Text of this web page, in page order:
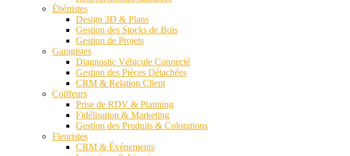
Ébénistes
Design 3D & Plans
Gestion des Stocks de Bois
Gestion de Projets
Garagistes
Diagnostic Véhicule Connecté
Gestion des Pièces Détachées
CRM & Relation Client
Coiffeurs
Prise de RDV & Planning
Fidélisation & Marketing
Gestion des Produits & Colorations
Fleuristes
CRM & Événements